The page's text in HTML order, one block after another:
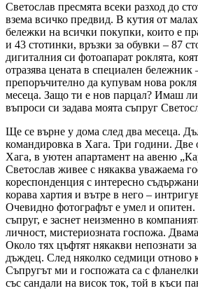
Светослав пресмята всеки разход до
взема всичко предвид. В кутия от
бележки на всички покупки, които e
и 43 стотинки, връзки за обувки – 87
дигиталния си фотоапарат роклята,
отразява цената в специален бележник
препоръчително да купувам нова
месеца. Защо ти е нов парцал? Имаш ли
въпроси си задава моята съпруг
Ще се върне у дома след два месеца.
командировка в Хага. Три години. Две
Хага, в уютен апартамент на авеню
Светослав живее с някаква уважаема
кореспонденция с интересно
корава хартия и вътре в него –
Очевидно фотографът е умел и опитен.
съпруг, е заснет неизменно в
личност, мистериозната госпожа.
Около тях цъфтят някакви непознати
дъждец. След няколко седмици отново
Съпругът ми и госпожата са с
със сандали на висок ток, той в къси